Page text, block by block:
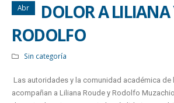
Abr
DOLOR A LILIANA
RODOLFO
Sin categoría
Las autoridades y la comunidad académica de
acompañan a Liliana Roude y Rodolfo